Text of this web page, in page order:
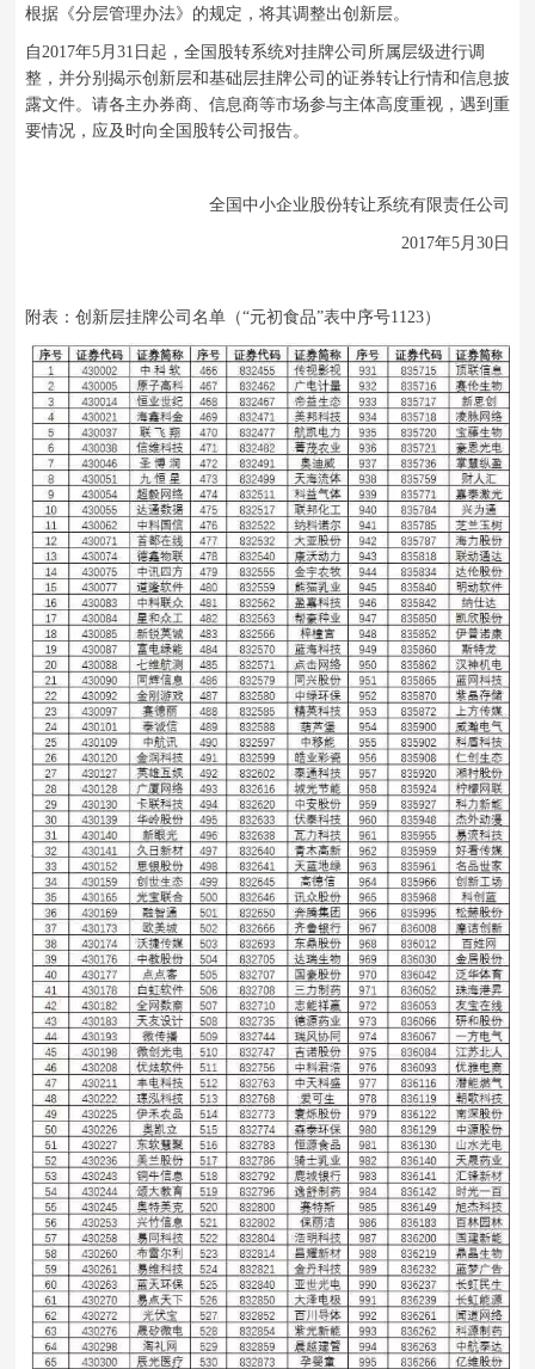
根据《分层管理办法》的规定，将其调整出创新层。
自2017年5月31日起，全国股转系统对挂牌公司所属层级进行调
整，并分别揭示创新层和基础层挂牌公司的证券转让行情和信息披
露文件。请各主办券商、信息商等市场参与主体高度重视，遇到重
要情况，应及时向全国股转公司报告。
全国中小企业股份转让系统有限责任公司
2017年5月30日
附表：创新层挂牌公司名单（“元初食品”表中序号1123）